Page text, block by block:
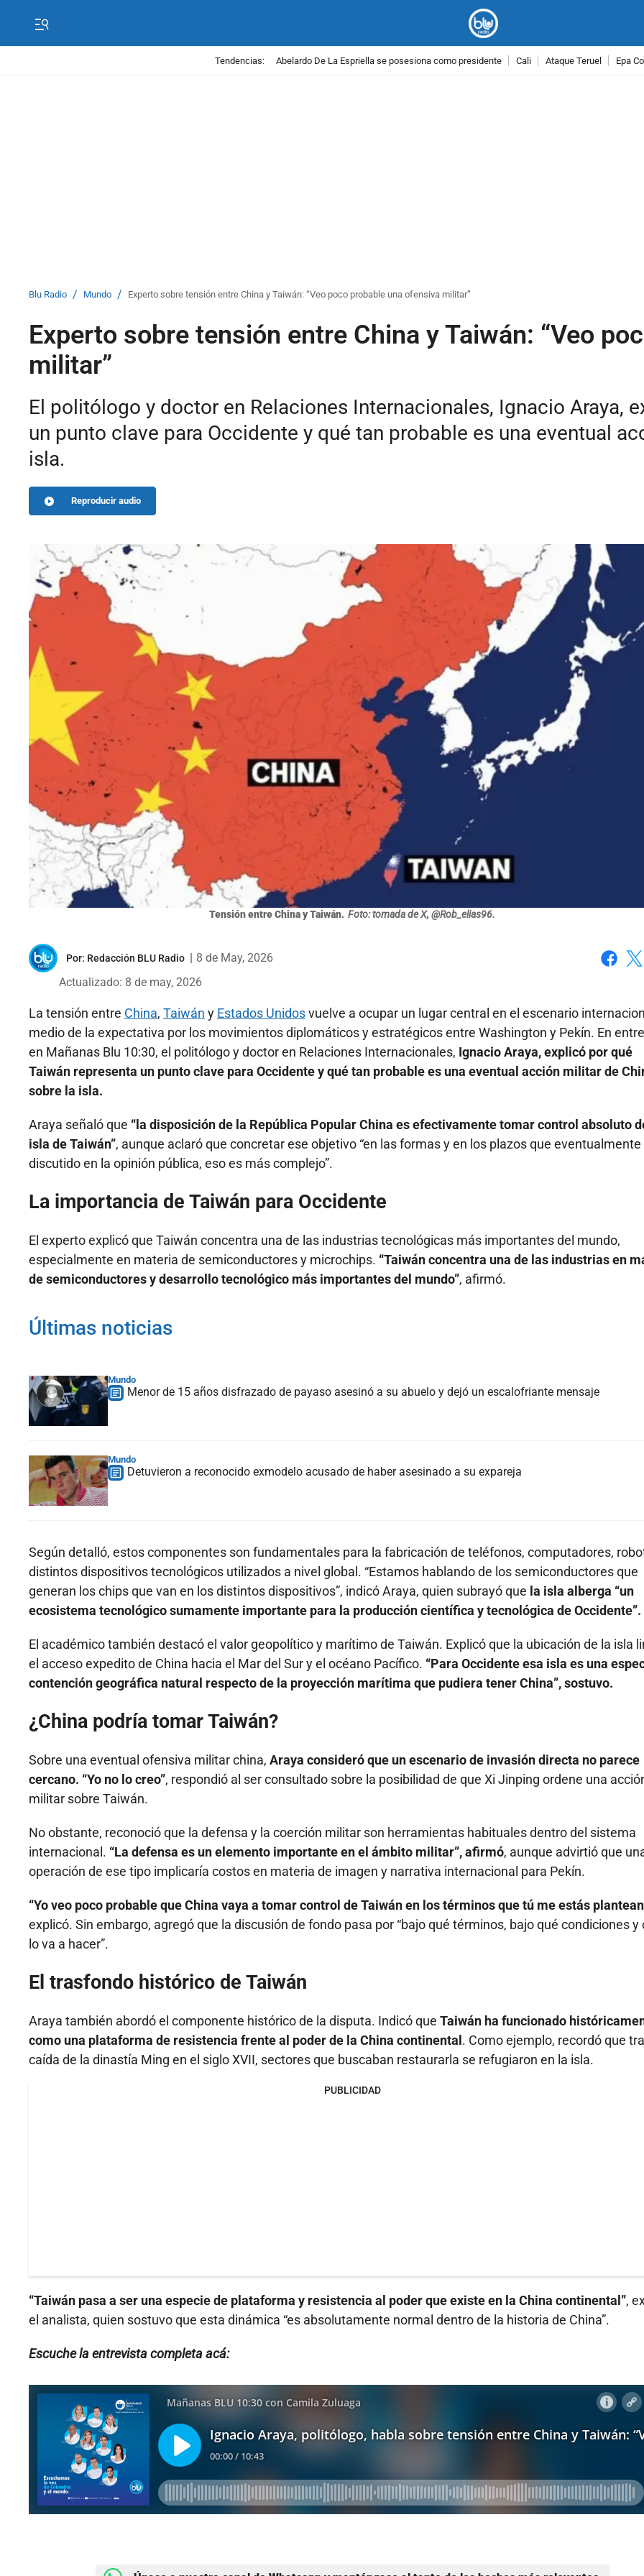
Tendencias: Abelardo De La Espriella se posesiona como presidente Cali Ataque Teruel Epa
Blu Radio / Mundo / Experto sobre tensión entre China y Taiwán: “Veo poco probable una ofensiva militar”
Experto sobre tensión entre China y Taiwán: “Veo
militar”
El politólogo y doctor en Relaciones Internacionales, Ignacio Araya,
un punto clave para Occidente y qué tan probable es una eventual
isla.
Reproducir audio
Tensión entre China y Taiwán. Foto: tomada de X, @Rob_elias96.
Por: Redacción BLU Radio
8 de May, 2026
Actualizado: 8 de may, 2026
La tensión entre China, Taiwán y Estados Unidosvuelve a ocupar un lugar central en el escenario
medio de la expectativa por los movimientos diplomáticos y estratégicos entre Washington y Pekín. En
en Mañanas Blu 10:30, el politólogo y doctor en Relaciones Internacionales, Ignacio Araya, explicó por qué
Taiwán representa un punto clave para Occidente y qué tan probable es una eventual acción militar de
sobre la isla.
Araya señaló que “la disposición de la República Popular China es efectivamente tomar control absoluto
isla de Taiwán”, aunque aclaró que concretar ese objetivo “en las formas y en los plazos que eventualmente
discutido en la opinión pública, eso es más complejo”.
La importancia de Taiwán para Occidente
El experto explicó que Taiwán concentra una de las industrias tecnológicas más importantes del mundo,
especialmente en materia de semiconductores y microchips. “Taiwán concentra una de las industrias en
de semiconductores y desarrollo tecnológico más importantes del mundo”, afirmó.
Últimas noticias
Mundo
Menor de 15 años disfrazado de payaso asesinó a su abuelo y dejó un escalofriante mensaje
Mundo
Detuvieron a reconocido exmodelo acusado de haber asesinado a su expareja
Según detalló, estos componentes son fundamentales para la fabricación de teléfonos, computadores,
distintos dispositivos tecnológicos utilizados a nivel global. “Estamos hablando de los semiconductores que
generan los chips que van en los distintos dispositivos”, indicó Araya, quien subrayó que la isla alberga “un
ecosistema tecnológico sumamente importante para la producción científica y tecnológica de Occidente”.
El académico también destacó el valor geopolítico y marítimo de Taiwán. Explicó que la ubicación de la isla
el acceso expedito de China hacia el Mar del Sur y el océano Pacífico. “Para Occidente esa isla es una
contención geográfica natural respecto de la proyección marítima que pudiera tener China”, sostuvo.
¿China podría tomar Taiwán?
Sobre una eventual ofensiva militar china, Araya consideró que un escenario de invasión directa no parece
cercano. “Yo no lo creo”, respondió al ser consultado sobre la posibilidad de que Xi Jinping ordene una
militar sobre Taiwán.
No obstante, reconoció que la defensa y la coerción militar son herramientas habituales dentro del sistema
internacional. “La defensa es un elemento importante en el ámbito militar”, afirmó, aunque advirtió que
operación de ese tipo implicaría costos en materia de imagen y narrativa internacional para Pekín.
“Yo veo poco probable que China vaya a tomar control de Taiwán en los términos que tú me estás
explicó. Sin embargo, agregó que la discusión de fondo pasa por “bajo qué términos, bajo qué condiciones y
lo va a hacer”.
El trasfondo histórico de Taiwán
Araya también abordó el componente histórico de la disputa. Indicó que Taiwán ha funcionado
como una plataforma de resistencia frente al poder de la China continental . Como ejemplo, recordó que
caída de la dinastía Ming en el siglo XVII, sectores que buscaban restaurarla se refugiaron en la isla.
PUBLICIDAD
“Taiwán pasa a ser una especie de plataforma y resistencia al poder que existe en la China continental”,
el analista, quien sostuvo que esta dinámica “es absolutamente normal dentro de la historia de China”.
Escuche la entrevista completa acá: